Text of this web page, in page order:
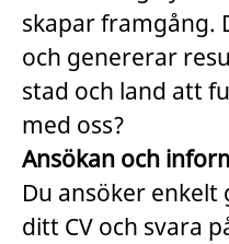
skapar framgång.
och genererar
stad och land att
med oss?
Ansökan och
Du ansöker enkelt
ditt CV och svara